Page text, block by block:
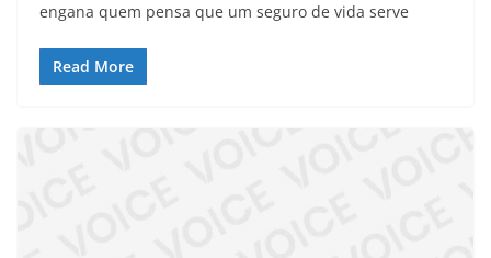
engana quem pensa que um seguro de vida serve
Read More